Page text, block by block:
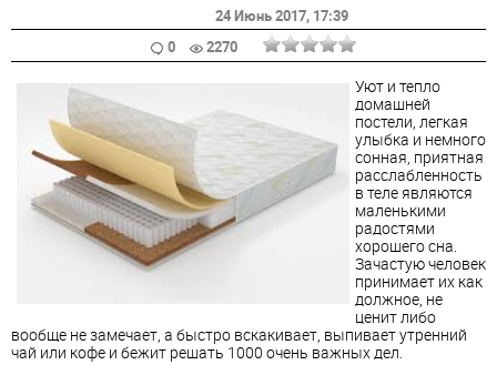
24 Июнь 2017, 17:39
0
2270
Уют и тепло
домашней
постели, легкая
улыбка и немного
сонная, приятная
расслабленность
в теле являются
маленькими
радостями
хорошего сна.
Зачастую человек
принимает их как
должное, не
ценит либо
вообще не замечает, а быстро вскакивает, выпивает утренний
чай или кофе и бежит решать 1000 очень важных дел.